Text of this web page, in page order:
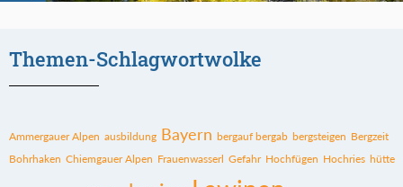
Themen-Schlagwortwolke
Ammergauer Alpen ausbildung Bayern bergauf bergab bergsteigen Bergzeit
Bohrhaken Chiemgauer Alpen Frauenwasserl Gefahr Hochfügen Hochries hütte